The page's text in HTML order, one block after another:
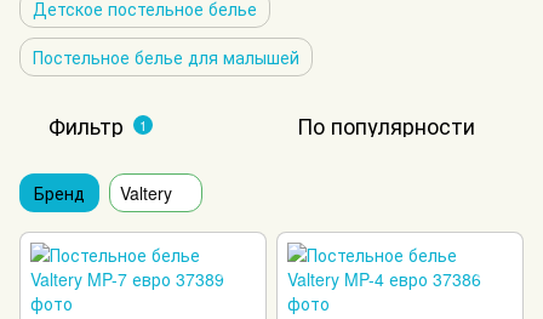
Детское постельное белье
Постельное белье для малышей
Фильтр 1 По популярности
Бренд Valtery